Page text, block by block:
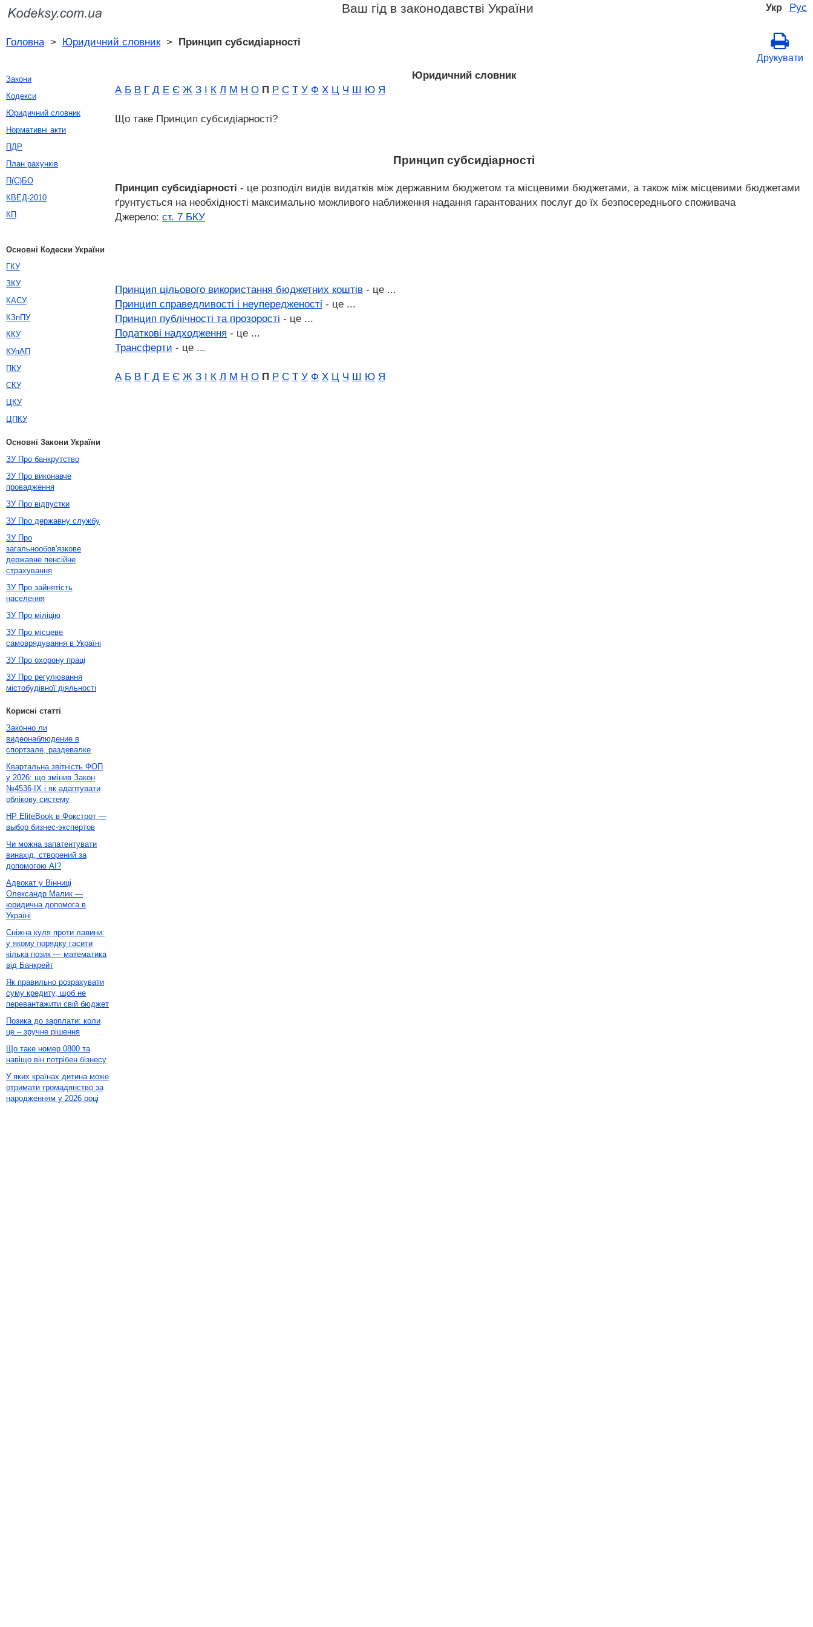
Укр Рус
Ваш гід в законодавстві України
Головна> Юридичний словник> Принцип субсидіарності
Друкувати
Юридичний словник
А Б В Г Д Е Є Ж З І К Л М Н О П Р С Т У Ф Х Ц Ч Ш Ю Я
Що таке Принцип субсидіарності?
Принцип субсидіарності
Принцип субсидіарності - це розподіл видів видатків між державним бюджетом та місцевими бюджетами, а також між місцевими бюджетами
ґрунтується на необхідності максимально можливого наближення надання гарантованих послуг до їх безпосереднього споживача
Джерело: ст. 7 БКУ
Принцип цільового використання бюджетних коштів - це ...
Принцип справедливості і неупередженості - це ...
Принцип публічності та прозорості - це ...
Податкові надходження - це ...
Трансферти - це ...
А Б В Г Д Е Є Ж З І К Л М Н О П Р С Т У Ф Х Ц Ч Ш Ю Я
Закони
Кодекси
Юридичний словник
Нормативні акти
ПДР
План рахунків
П(С)БО
КВЕД-2010
КП
Основні Кодески України
ГКУ
ЗКУ
КАСУ
КЗпПУ
ККУ
КУпАП
ПКУ
СКУ
ЦКУ
ЦПКУ
Основні Закони України
ЗУ Про банкрутство
ЗУ Про виконавче
провадження
ЗУ Про відпустки
ЗУ Про державну службу
ЗУ Про
загальнообов'язкове
державне пенсійне
страхування
ЗУ Про зайнятість
населення
ЗУ Про міліцію
ЗУ Про місцеве
самоврядування в Україні
ЗУ Про охорону праці
ЗУ Про регулювання
містобудівної діяльності
Корисні статті
Законно ли
видеонаблюдение в
спортзале, раздевалке
Квартальна звітність ФОП
у 2026: що змінив Закон
№4536-IX і як адаптувати
облікову систему
HP EliteBook в Фокстрот —
выбор бизнес-экспертов
Чи можна запатентувати
винахід, створений за
допомогою AI?
Адвокат у Вінниці
Олександр Малик —
юридична допомога в
Україні
Сніжна куля проти лавини:
у якому порядку гасити
кілька позик — математика
від Банкрейт
Як правильно розрахувати
суму кредиту, щоб не
перевантажити свій бюджет
Позика до зарплати: коли
це – зручне рішення
Що таке номер 0800 та
навіщо він потрібен бізнесу
У яких країнах дитина може
отримати громадянство за
народженням у 2026 році